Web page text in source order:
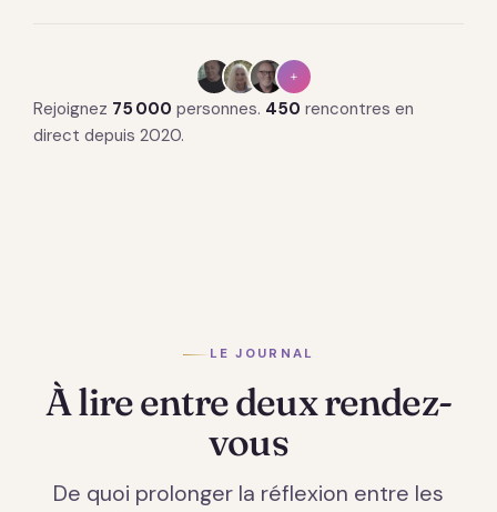
+
Rejoignez 75 000 personnes. 450 rencontres en
direct depuis 2020.
LE JOURNAL
À lire entre deux rendez-
vous
De quoi prolonger la réflexion entre les